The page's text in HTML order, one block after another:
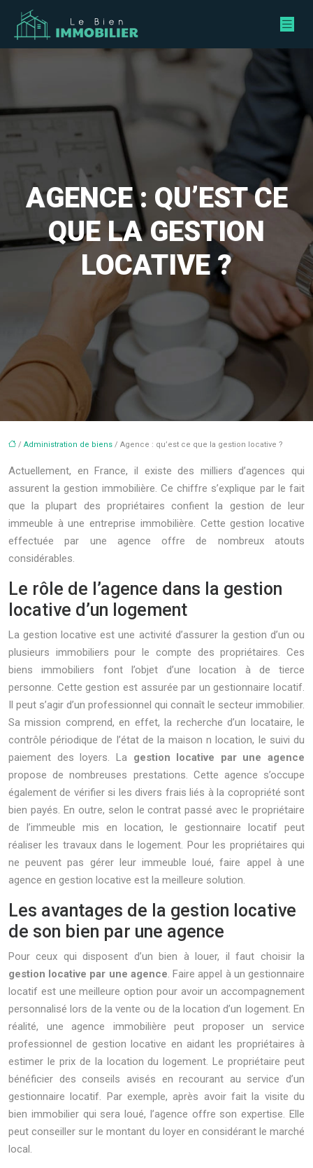
AGENCE : QU’EST CE
QUE LA GESTION
LOCATIVE ?
/ Administration de biens / Agence : qu’est ce que la gestion locative ?
Actuellement, en France, il existe des milliers d’agences qui
assurent la gestion immobilière. Ce chiffre s’explique par le fait
que la plupart des propriétaires confient la gestion de leur
immeuble à une entreprise immobilière. Cette gestion locative
effectuée par une agence offre de nombreux atouts
considérables.
Le rôle de l’agence dans la gestion
locative d’un logement
La gestion locative est une activité d’assurer la gestion d’un ou
plusieurs immobiliers pour le compte des propriétaires. Ces
biens immobiliers font l’objet d’une location à de tierce
personne. Cette gestion est assurée par un gestionnaire locatif.
Il peut s’agir d’un professionnel qui connaît le secteur immobilier.
Sa mission comprend, en effet, la recherche d’un locataire, le
contrôle périodique de l’état de la maison n location, le suivi du
paiement des loyers. La gestion locative par une agence
propose de nombreuses prestations. Cette agence s’occupe
également de vérifier si les divers frais liés à la copropriété sont
bien payés. En outre, selon le contrat passé avec le propriétaire
de l’immeuble mis en location, le gestionnaire locatif peut
réaliser les travaux dans le logement. Pour les propriétaires qui
ne peuvent pas gérer leur immeuble loué, faire appel à une
agence en gestion locative est la meilleure solution.
Les avantages de la gestion locative
de son bien par une agence
Pour ceux qui disposent d’un bien à louer, il faut choisir la
gestion locative par une agence. Faire appel à un gestionnaire
locatif est une meilleure option pour avoir un accompagnement
personnalisé lors de la vente ou de la location d’un logement. En
réalité, une agence immobilière peut proposer un service
professionnel de gestion locative en aidant les propriétaires à
estimer le prix de la location du logement. Le propriétaire peut
bénéficier des conseils avisés en recourant au service d’un
gestionnaire locatif. Par exemple, après avoir fait la visite du
bien immobilier qui sera loué, l’agence offre son expertise. Elle
peut conseiller sur le montant du loyer en considérant le marché
local.